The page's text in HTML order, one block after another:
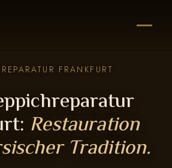
FRANKFURT
Restauration
Tradition.